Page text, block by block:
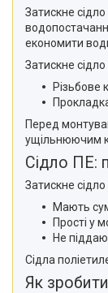
Затискне
економити
Затискне
Різьбове
Перед
ущільнюючим
Сідло ПЕ:
Затискне
Мають
Прості у
Не
Сідла
Як